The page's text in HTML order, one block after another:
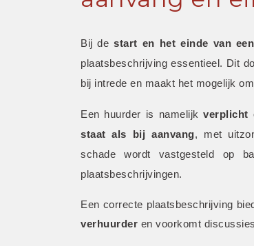
Bij de start en het einde van
plaatsbeschrijving essentieel. Dit
bij intrede en maakt het mogelijk
Een huurder is namelijk verplicht
staat als bij aanvang, met
schade wordt vastgesteld op
plaatsbeschrijvingen.
Een correcte plaatsbeschrijving
verhuurder en voorkomt